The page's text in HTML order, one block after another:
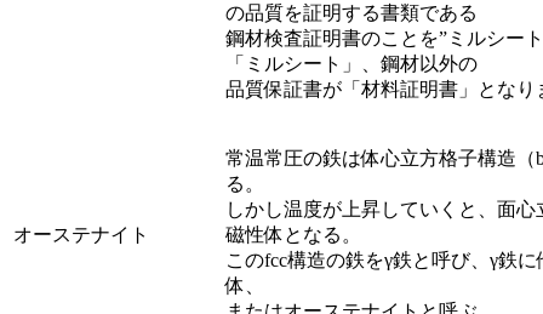
の品質を証明する書類である
鋼材検査証明書のことを”ミルシー
「ミルシート」、鋼材以外の
品質保証書が「材料証明書」となり
オーステナイト
常温常圧の鉄は体心立方格子構造
る。
しかし温度が上昇していくと、面
磁性体となる。
このfcc構造の鉄をγ鉄と呼び、γ鉄
体、